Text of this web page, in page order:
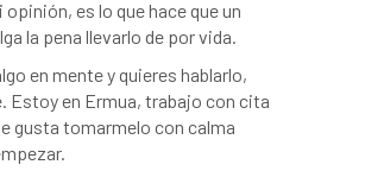
opinión, es lo que hace que un
la pena llevarlo de por vida.
en mente y quieres hablarlo,
Estoy en Ermua, trabajo con cita
gusta tomarmelo con calma